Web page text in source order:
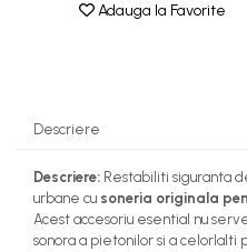
Adauga la Favorite
Descriere
Descriere: Restabiliti siguranta
urbane cu soneria originala
Acest accesoriu esential nu
sonora a pietonilor si a celorlalti